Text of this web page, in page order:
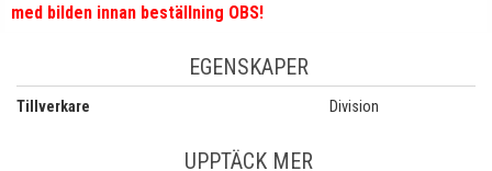
med bilden innan beställning OBS!
EGENSKAPER
Tillverkare Division
UPPTÄCK MER